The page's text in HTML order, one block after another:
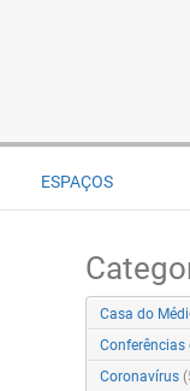
ESPAÇOS
Casa do
Conferências
Coronavírus